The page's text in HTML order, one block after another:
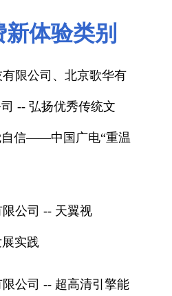
体验类别
限公司、北京歌华有
-- 弘扬优秀传统文
自信——中国广电“重温
公司 -- 天翼视
展实践
公司 -- 超高清引擎能